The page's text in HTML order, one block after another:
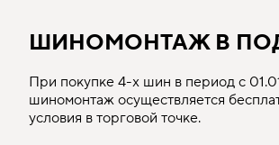
ШИНОМОНТАЖ В
При покупке 4-х шин в период с
шиномонтаж осуществляется
условия в торговой точке.